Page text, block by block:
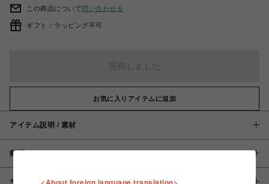
この商品について問い合わせる
ギフト：ラッピング不可
お気に入りアイテムに追加
アイテム説明 / 素材
概要
サイズ